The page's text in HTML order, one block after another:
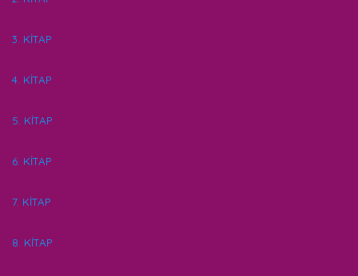
3. KİTAP
4. KİTAP
5. KİTAP
6. KİTAP
7. KİTAP
8. KİTAP